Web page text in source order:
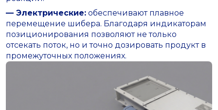
— Электрические: обеспечивают плавное
перемещение шибера. Благодаря индикаторам
позиционирования позволяют не только
отсекать поток, но и точно дозировать продукт в
промежуточных положениях.